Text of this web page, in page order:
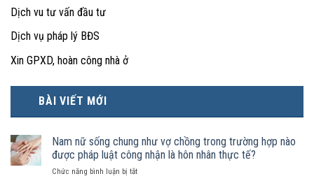
Dịch vu tư vấn đầu tư
Dịch vụ pháp lý BĐS
Xin GPXD, hoàn công nhà ở
BÀI VIẾT MỚI
Nam nữ sống chung như vợ chồng trong trường hợp nào
được pháp luật công nhận là hôn nhân thực tế?
Chức năng bình luận bị tắtở